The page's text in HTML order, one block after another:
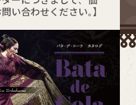
い合わせください。】